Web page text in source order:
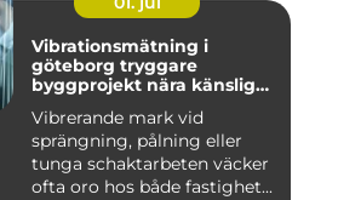
Vibrationsmätning i
göteborg tryggare
byggprojekt nära känsliga
Vibrerande mark vid
sprängning, pålning eller
tunga schaktarbeten väcker
ofta oro hos både fastighet...